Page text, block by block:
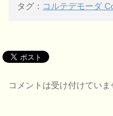
タグ： コルテデモーダ
コメントは受け付けていま